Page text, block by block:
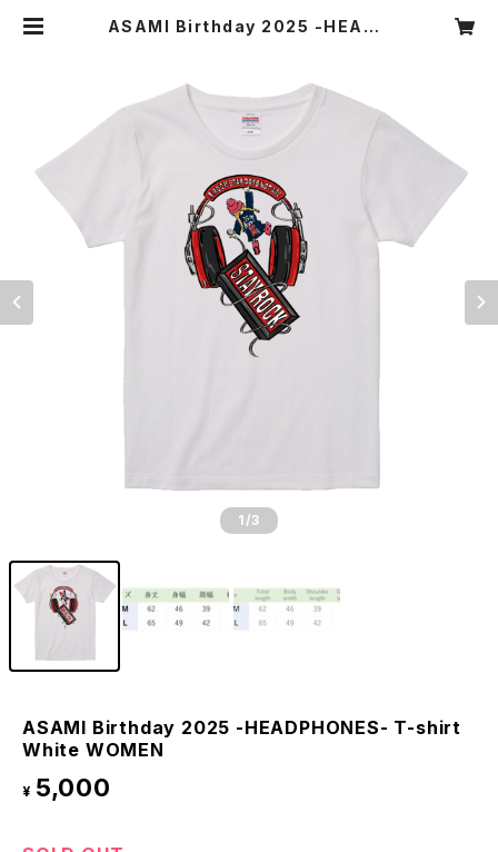
ASAMI Birthday 2025 -HEADP
1 /3
ASAMI Birthday 2025 -HEADPHONES- T-shirt
White WOMEN
¥ 5,000